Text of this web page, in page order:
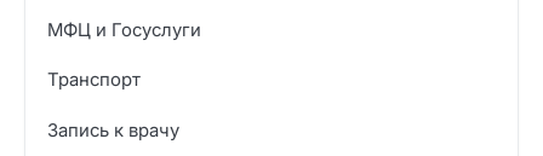
МФЦ и Госуслуги
Транспорт
Запись к врачу